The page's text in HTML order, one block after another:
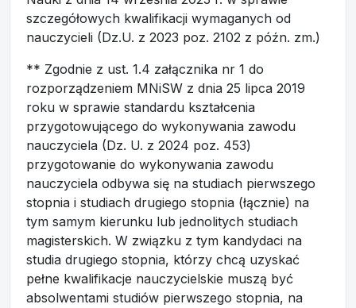
szczegółowych kwalifikacji wymaganych od
nauczycieli (Dz.U. z 2023 poz. 2102 z późn. zm.)
** Zgodnie z ust. 1.4 załącznika nr 1 do
rozporządzeniem MNiSW z dnia 25 lipca 2019
roku w sprawie standardu kształcenia
przygotowującego do wykonywania zawodu
nauczyciela (Dz. U. z 2024 poz. 453)
przygotowanie do wykonywania zawodu
nauczyciela odbywa się na studiach pierwszego
stopnia i studiach drugiego stopnia (łącznie) na
tym samym kierunku lub jednolitych studiach
magisterskich. W związku z tym kandydaci na
studia drugiego stopnia, którzy chcą uzyskać
pełne kwalifikacje nauczycielskie muszą być
absolwentami studiów pierwszego stopnia, na